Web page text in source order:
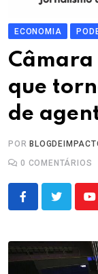
ECONOMIA
que
de
POR
0 COMENTÁRIOS